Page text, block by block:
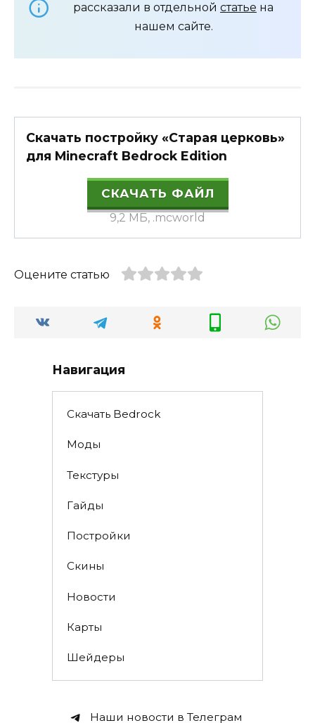
рассказали в отдельной статье на
нашем сайте.
Скачать постройку «Старая церковь»
для Minecraft Bedrock Edition
СКАЧАТЬ ФАЙЛ
9,2 МБ, .mcworld
Оцените статью
Навигация
Скачать Bedrock
Моды
Текстуры
Гайды
Постройки
Скины
Новости
Карты
Шейдеры
Наши новости в Телеграм